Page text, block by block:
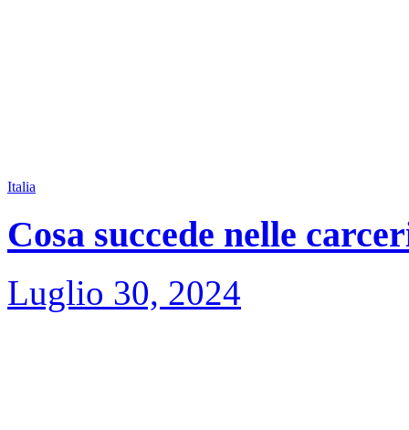
Italia
Cosa succede nelle
Luglio 30, 2024